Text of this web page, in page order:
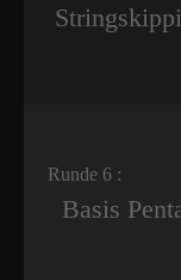
Runde 6 :
Basis